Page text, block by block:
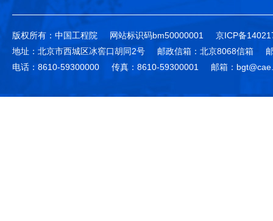
版权所有：中国工程院 网站标识码bm50000001
京ICP备
地址：北京市西城区冰窖口胡同2号
邮政信箱：北京8068信箱
电话：8610-59300000
传真：8610-59300001 邮箱：